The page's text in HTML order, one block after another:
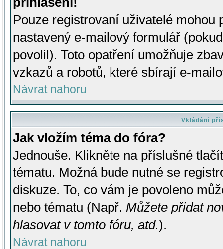
Pouze registrovaní uživatelé mohou
nastavený e-mailový formulář
povolil). Toto opatření umožňuje
vzkazů a robotů, které sbírají e-
Návrat nahoru
Vkládání
Jak vložím téma do fóra?
Jednouše. Klikněte na příslušné
tématu. Možná bude nutné se
diskuze. To, co vám je povoleno
nebo tématu (Např. Můžete přidat
hlasovat v tomto fóru, atd.).
Návrat nahoru